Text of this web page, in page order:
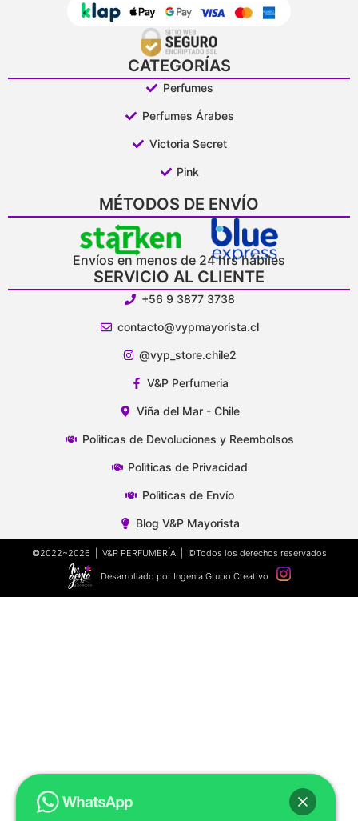
CATEGORÍAS
Perfumes
Perfumes Árabes
Victoria Secret
Pink
MÉTODOS DE ENVÍO
Envíos en menos de 24 hrs hábiles
SERVICIO AL CLIENTE
+56 9 3877 3738
contacto@vypmayorista.cl
@vyp_store.chile2
V&P Perfumeria
Viña del Mar - Chile
Polìticas de Devoluciones y Reembolsos
Polìticas de Privacidad
Polìticas de Envío
Blog V&P Mayorista
©2022~2026 | V&P PERFUMERÍA | ©Todos los derechos reservados
Desarrollado por Ingenia Grupo Creativo